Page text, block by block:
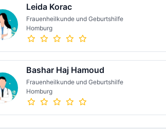
Leida Korac
Frauenheilkunde und Geburtshilfe
Homburg
Bashar Haj Hamoud
Frauenheilkunde und Geburtshilfe
Homburg